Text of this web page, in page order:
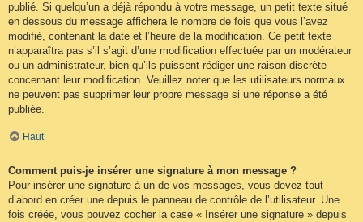
publié. Si quelqu’un a déjà répondu à votre message, un petit texte situé
en dessous du message affichera le nombre de fois que vous l’avez
modifié, contenant la date et l’heure de la modification. Ce petit texte
n’apparaîtra pas s’il s’agit d’une modification effectuée par un modérateur
ou un administrateur, bien qu’ils puissent rédiger une raison discrète
concernant leur modification. Veuillez noter que les utilisateurs normaux
ne peuvent pas supprimer leur propre message si une réponse a été
publiée.
Haut
Comment puis-je insérer une signature à mon message ?
Pour insérer une signature à un de vos messages, vous devez tout
d’abord en créer une depuis le panneau de contrôle de l’utilisateur. Une
fois créée, vous pouvez cocher la case « Insérer une signature » depuis